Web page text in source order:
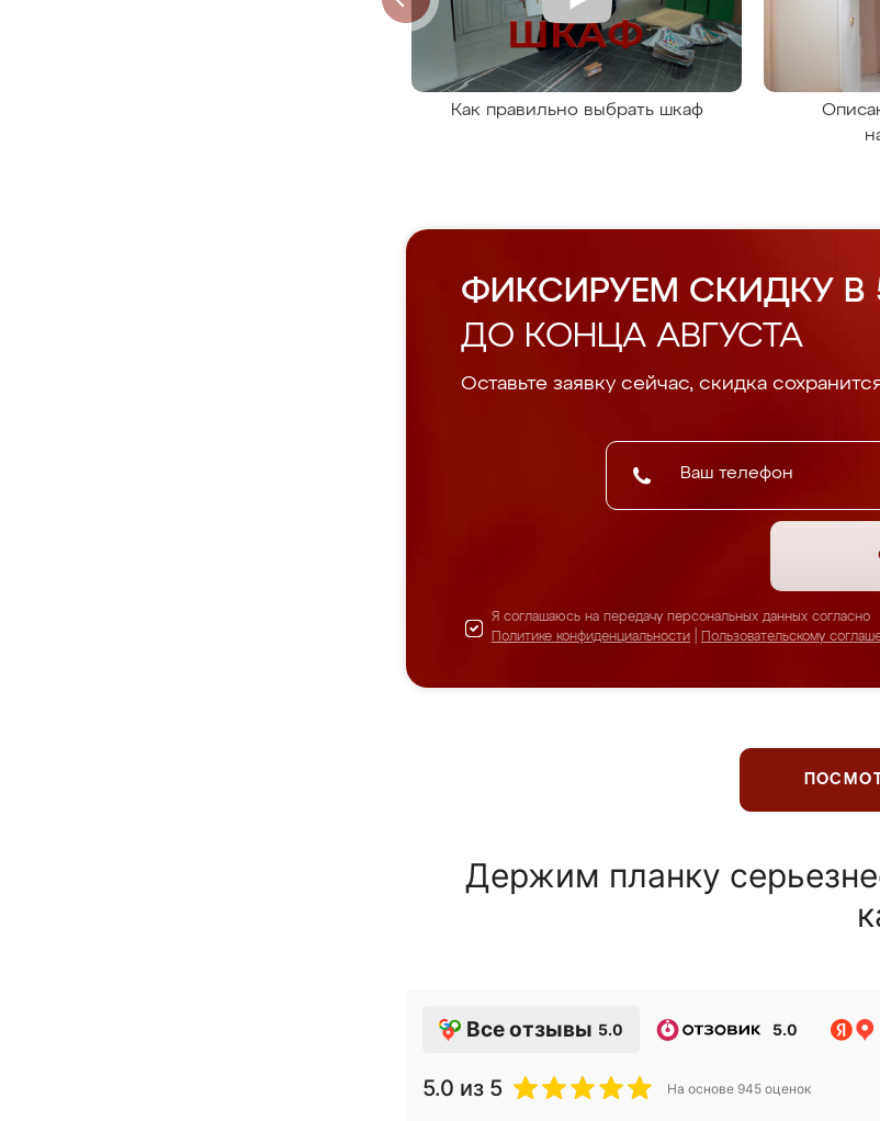
Как правильно выбрать шкаф
ФИКСИРУЕМ СКИДКУ В
ДО КОНЦА АВГУСТА
Оставьте заявку сейчас, скидка
Я соглашаюсь на передачу персональных данных согласно
Политике конфиденциальности
Пользовательскому
Держим планку
Все отзывы 5.0 5.0
5.0 из 5 На основе 945 оценок